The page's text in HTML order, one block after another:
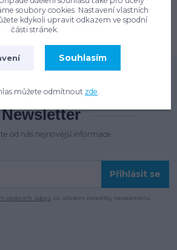
Newsletter
od nás nejnovější informace
Přihlásit se
osobních údajů za účelem rozesílky newsletteru.
soubory cookies. Nastavení vlastních
kdykoli upravit odkazem ve spodní
části stránek.
Souhlasím
můžete odmítnout zde